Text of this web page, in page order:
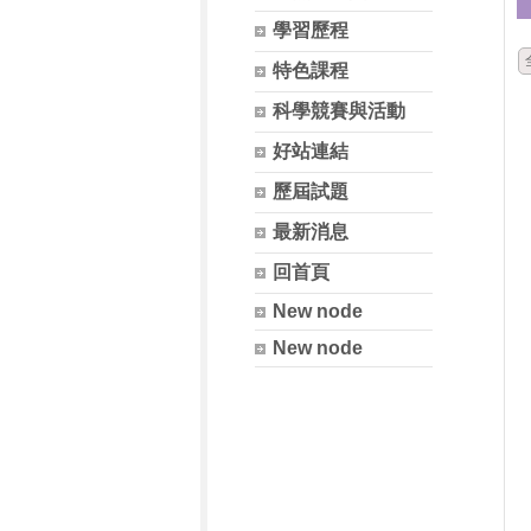
學習歷程
特色課程
科學競賽與活動
好站連結
歷屆試題
最新消息
回首頁
New node
New node